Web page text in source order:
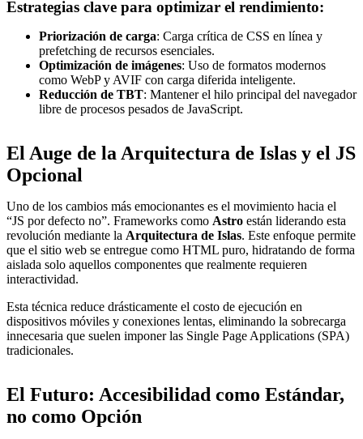
Estrategias clave para optimizar el rendimiento:
Priorización de carga: Carga crítica de CSS en línea y
prefetching de recursos esenciales.
Optimización de imágenes: Uso de formatos modernos
como WebP y AVIF con carga diferida inteligente.
Reducción de TBT: Mantener el hilo principal del navegador
libre de procesos pesados de JavaScript.
El Auge de la Arquitectura de Islas y el JS
Opcional
Uno de los cambios más emocionantes es el movimiento hacia el
“JS por defecto no”. Frameworks como Astro están liderando esta
revolución mediante la Arquitectura de Islas. Este enfoque permite
que el sitio web se entregue como HTML puro, hidratando de forma
aislada solo aquellos componentes que realmente requieren
interactividad.
Esta técnica reduce drásticamente el costo de ejecución en
dispositivos móviles y conexiones lentas, eliminando la sobrecarga
innecesaria que suelen imponer las Single Page Applications (SPA)
tradicionales.
El Futuro: Accesibilidad como Estándar,
no como Opción